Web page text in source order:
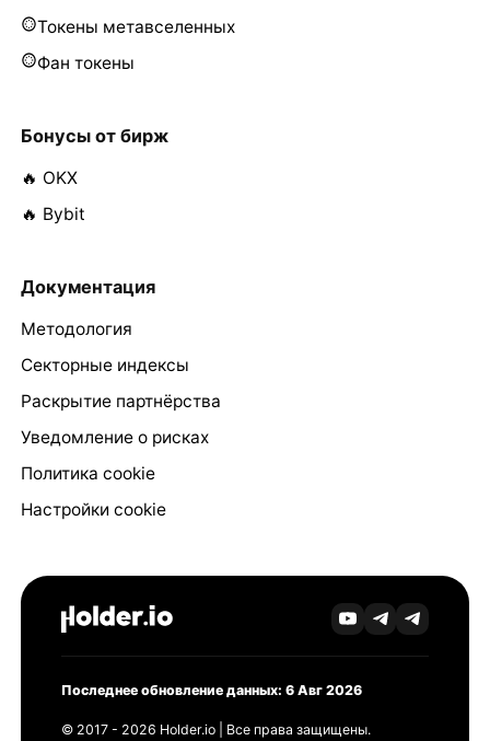
Токены метавселенных
Фан токены
Бонусы от бирж
🔥 OKX
🔥 Bybit
Документация
Методология
Секторные индексы
Раскрытие партнёрства
Уведомление о рисках
Политика cookie
Настройки cookie
Последнее обновление данных: 6 Авг 2026
© 2017 - 2026 Holder.io | Все права защищены.